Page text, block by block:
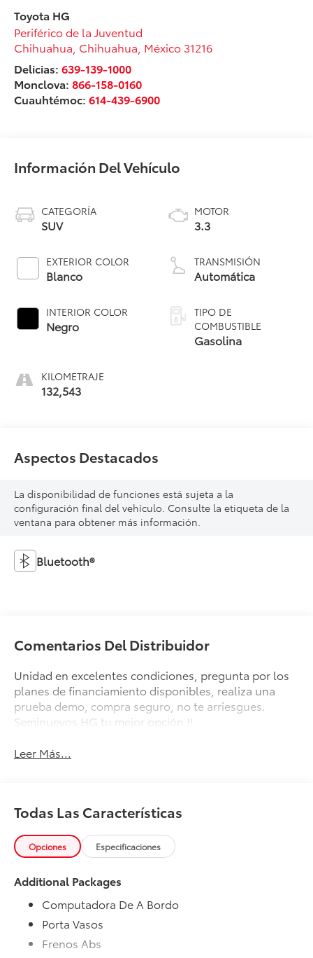
Toyota HG
Periférico de la Juventud
Chihuahua Chihuahua , México 31216
Delicias:639-139-1000
Monclova:866-158-0160
Cuauhtémoc:614-439-6900
Información Del Vehículo
CATEGORÍA
SUV
EXTERIOR COLOR
Blanco
INTERIOR COLOR
Negro
KILOMETRAJE
132,543
MOTOR
3.3
TRANSMISIÓN
Automática
TIPO DE
COMBUSTIBLE
Gasolina
Aspectos Destacados
La disponibilidad de funciones está sujeta a la
configuración final del vehículo. Consulte la etiqueta de la
ventana para obtener más información.
Bluetooth®
Comentarios Del Distribuidor
Unidad en excelentes condiciones, pregunta por los
planes de financiamiento disponibles, realiza una
prueba demo, compra seguro, no te arriesgues.
Seminuevos HG tu mejor opción !!
Leer Más...
Todas Las Características
Opciones Especificaciones
Additional Packages
Computadora De A Bordo
Porta Vasos
Frenos Abs